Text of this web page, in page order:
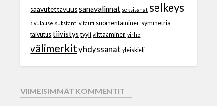
saavutettavuus sanavalinnat seksisanat selkeys
sivulause substantiivitauti suomentaminen symmetria
taivutus tiivistys tyyli viittaaminen virhe
välimerkit yhdyssanat yleiskieli
VIIMEISIMMÄT KOMMENTIT